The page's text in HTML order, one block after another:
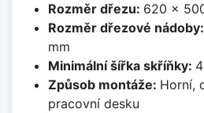
Rozměr dřezu: 620 x
Rozměr dřezové nádoby:
mm
Minimální šířka skříňky:
Způsob montáže: Horní,
pracovní desku